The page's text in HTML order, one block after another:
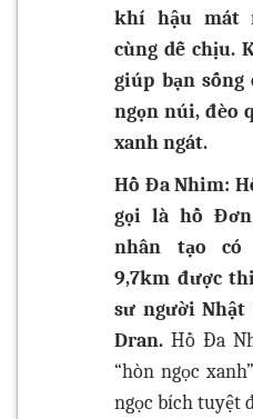
khí hậu mát
cùng dễ chịu.
giúp bạn
ngọn núi, đèo
xanh ngát.
Hồ Đa Nhim:
gọi là hồ
nhân tạo có
9,7km được
sư người
Dran. Hồ Đa
“hòn ngọc
ngọc bích tuyệt